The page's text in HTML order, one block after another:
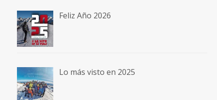
Feliz Año 2026
Lo más visto en 2025